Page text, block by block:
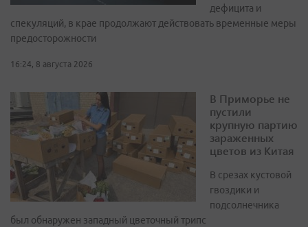
дефицита и
спекуляций, в крае продолжают действовать временные меры
предосторожности
16:24, 8 августа 2026
В Приморье не
пустили
крупную партию
зараженных
цветов из Китая
В срезах кустовой
гвоздики и
подсолнечника
был обнаружен западный цветочный трипс